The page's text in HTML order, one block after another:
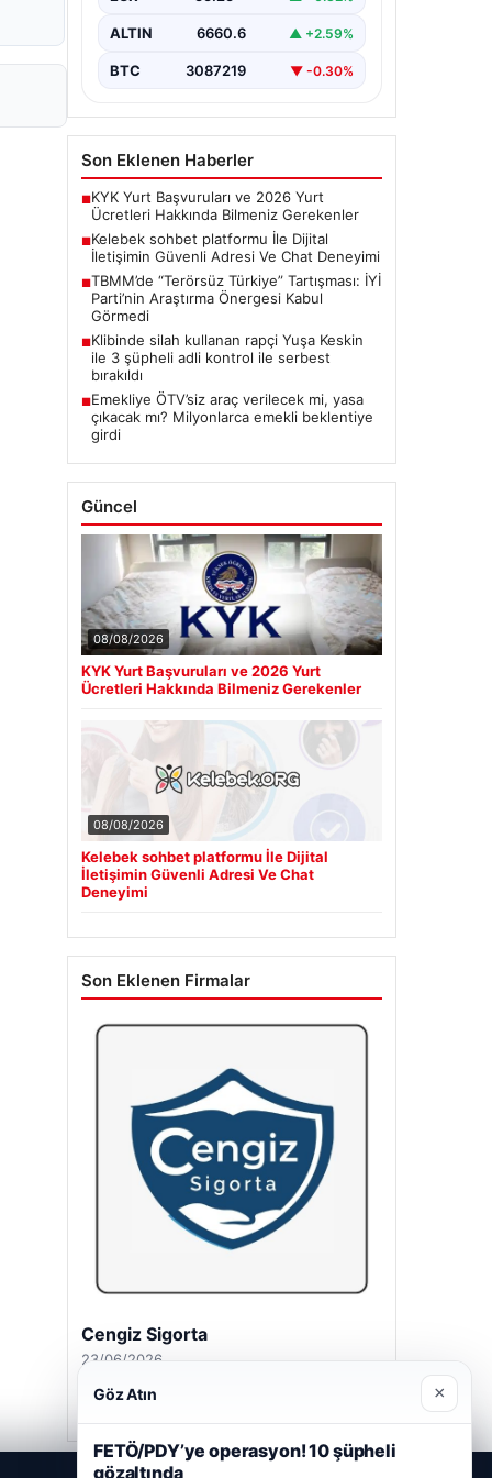
bir biçimde bağlantı kurması ciddi bir
Günümüzde…
ALTIN 6660.6 ▲ +2.59%
BTC 3087219 ▼ -0.30%
Son Eklenen Haberler
■KYK Yurt Başvuruları ve 2026 Yurt
Ücretleri Hakkında Bilmeniz Gerekenler
■Kelebek sohbet platformu İle Dijital
İletişimin Güvenli Adresi Ve Chat Deneyimi
■TBMM’de “Terörsüz Türkiye” Tartışması: İYİ
Parti’nin Araştırma Önergesi Kabul
Görmedi
■Klibinde silah kullanan rapçi Yuşa Keskin
ile 3 şüpheli adli kontrol ile serbest
bırakıldı
■Emekliye ÖTV’siz araç verilecek mi, yasa
çıkacak mı? Milyonlarca emekli beklentiye
girdi
Güncel
08/08/2026
KYK Yurt Başvuruları ve 2026 Yurt
Ücretleri Hakkında Bilmeniz Gerekenler
08/08/2026
Kelebek sohbet platformu İle Dijital
İletişimin Güvenli Adresi Ve Chat
Deneyimi
Son Eklenen Firmalar
Cengiz Sigorta
23/06/2026
Göz Atın ×
FETÖ/PDY’ye operasyon! 10 şüpheli
gözaltında